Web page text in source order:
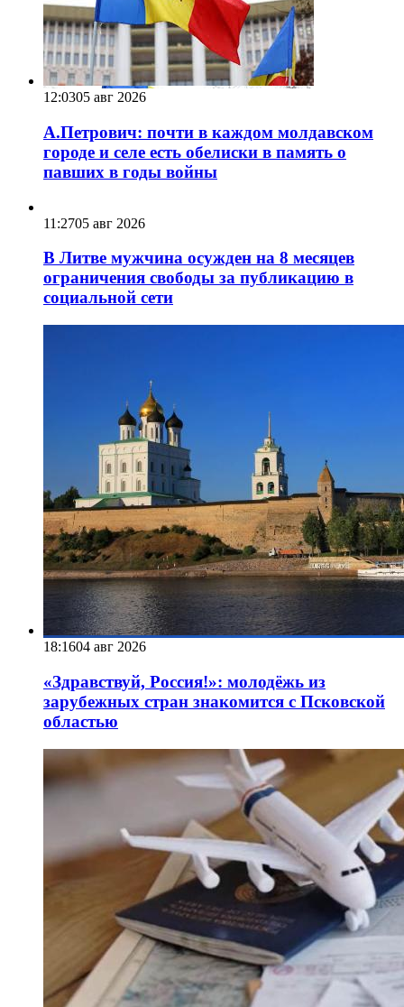
12:0305 авг 2026
А.Петрович: почти в каждом молдавском
городе и селе есть обелиски в память о
павших в годы войны
11:2705 авг 2026
В Литве мужчина осужден на 8 месяцев
ограничения свободы за публикацию в
социальной сети
18:1604 авг 2026
«Здравствуй, Россия!»: молодёжь из
зарубежных стран знакомится с Псковской
областью